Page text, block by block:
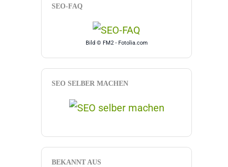
SEO-FAQ
Bild © FM2 - Fotolia.com
SEO SELBER MACHEN
BEKANNT AUS